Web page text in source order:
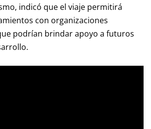
indicó que el viaje permitirá
con organizaciones
podrían brindar apoyo a futuros